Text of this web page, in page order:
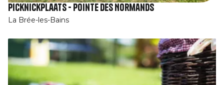
Picknickplaats - Pointe des Normands
La Brée-les-Bains